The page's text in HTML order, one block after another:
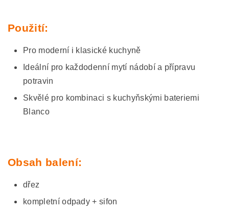
Použití:
Pro moderní i klasické kuchyně
Ideální pro každodenní mytí nádobí a přípravu
potravin
Skvělé pro kombinaci s kuchyňskými bateriemi
Blanco
Obsah balení:
dřez
kompletní odpady + sifon